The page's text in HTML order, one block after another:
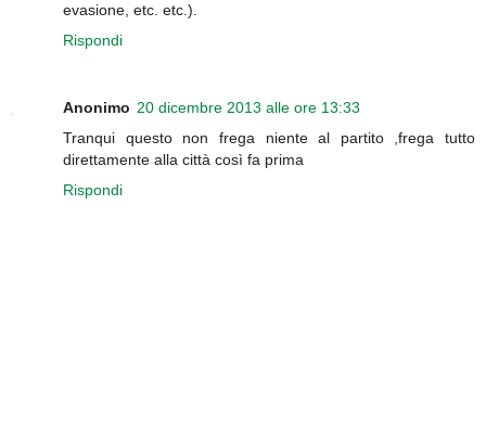
evasione, etc. etc.).
Rispondi
Anonimo 20 dicembre 2013 alle ore 13:33
Tranqui questo non frega niente al partito ,frega tutto
direttamente alla città così fa prima
Rispondi